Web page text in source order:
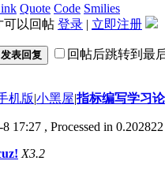
Quote Code Smilies
可以回帖 登录 | 立即注册
发表回复 回帖后跳转到最
机版|小黑屋|指标编写学习
17:27 , Processed in
X3.2